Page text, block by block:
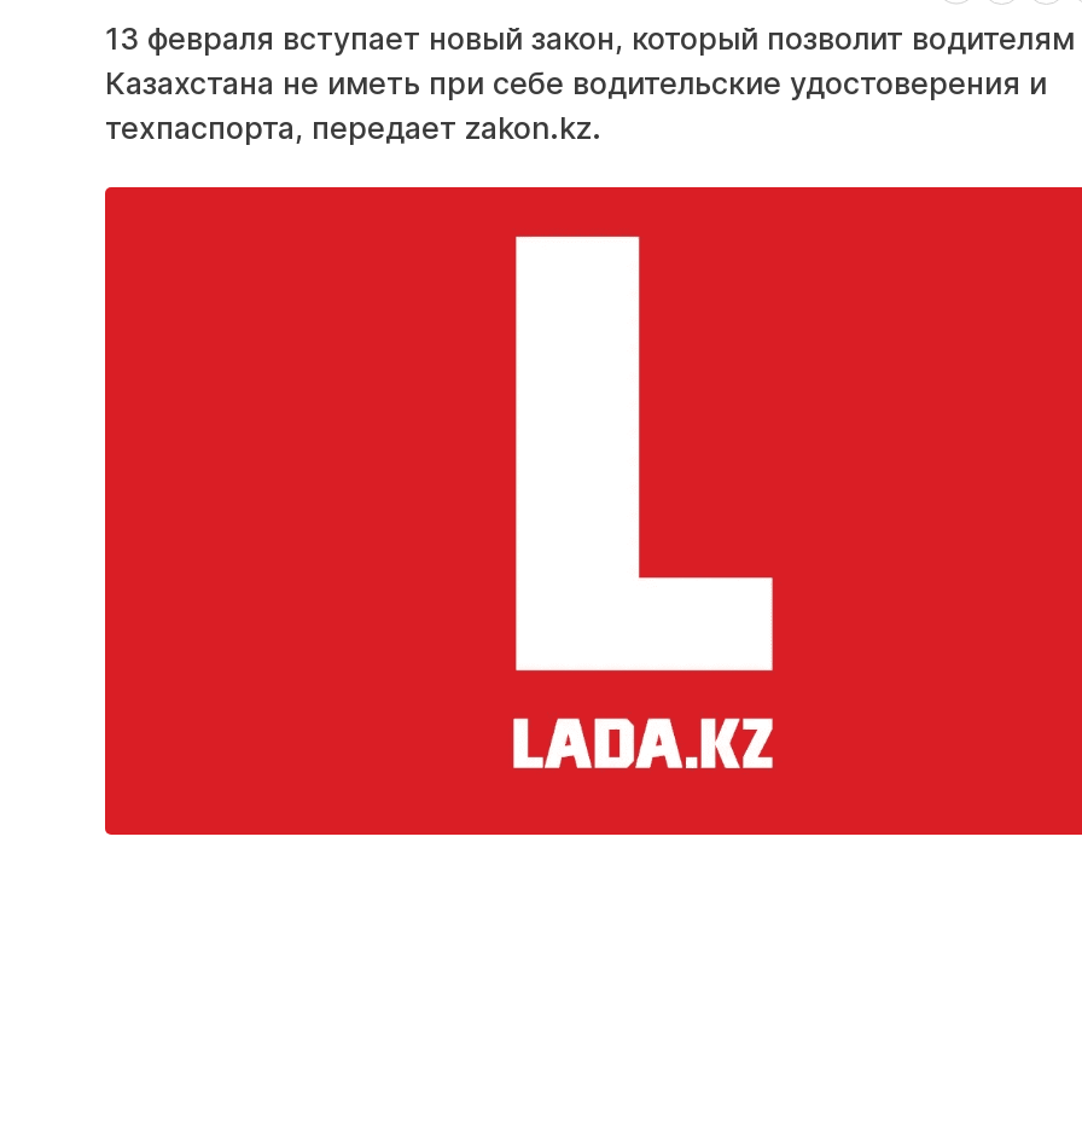
13 февраля вступает новый закон, который позволит водителям
Казахстана не иметь при себе водительские удостоверения и
техпаспорта, передает zakon.kz.